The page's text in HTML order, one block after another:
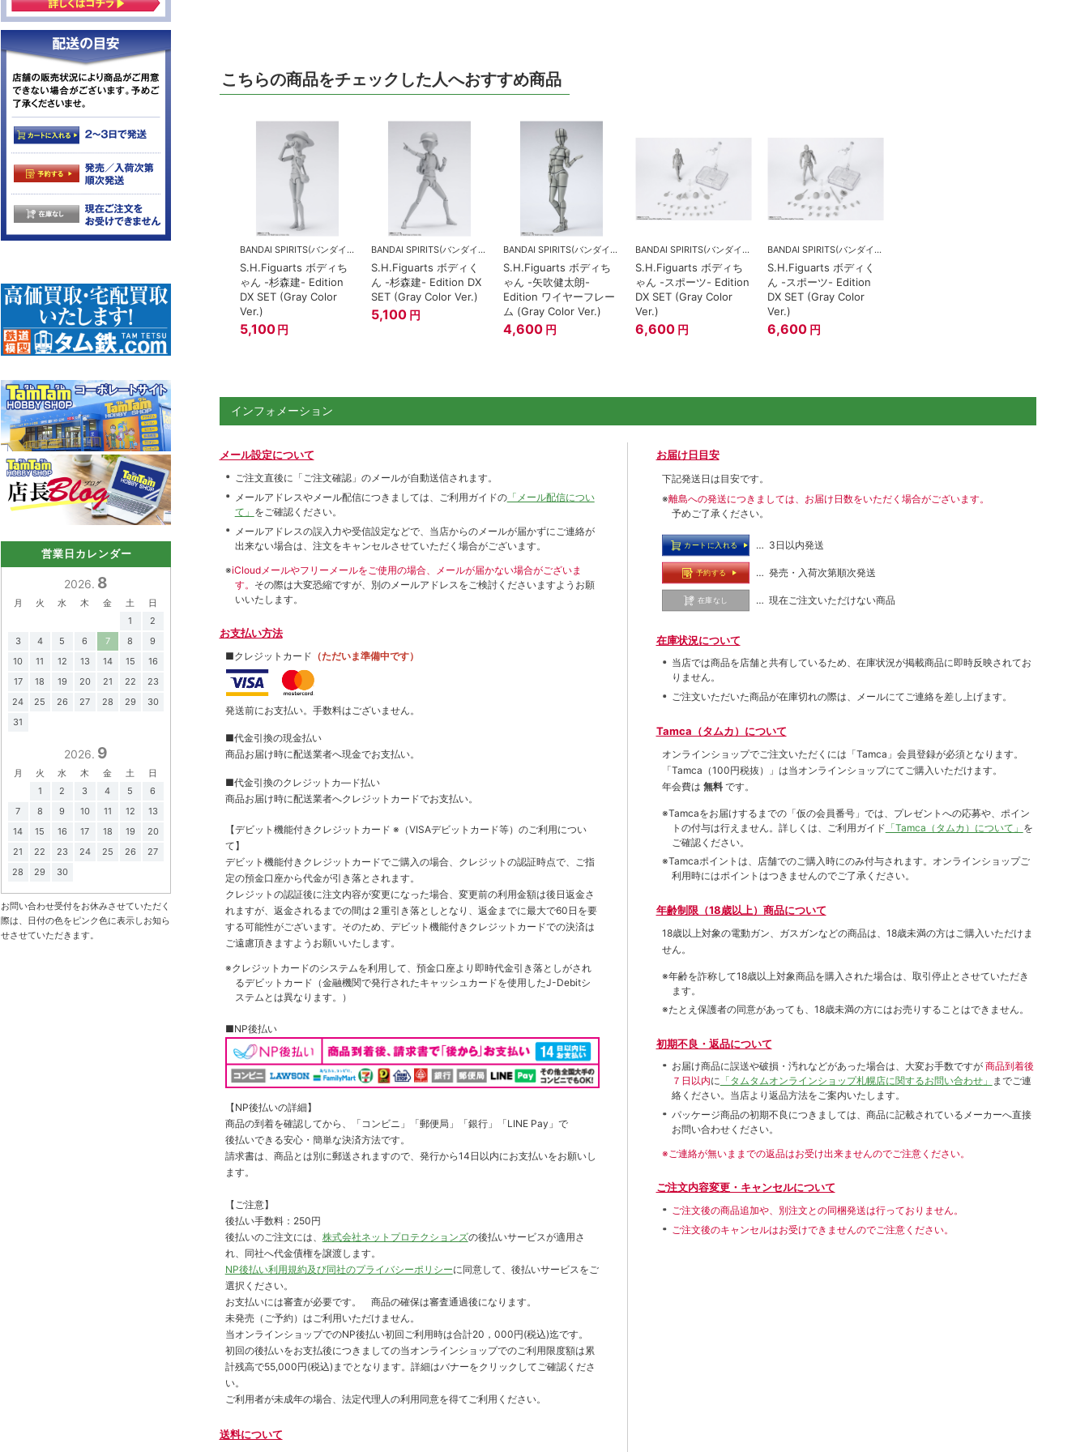
こちらの商品をチェックした人へおすすめ商品
BANDAI SPIRITS(バンダイスピリッツ)
S.H.Figuarts ボディち
ゃん -杉森建- Edition
DX SET (Gray Color
Ver.)
5,100 円
BANDAI SPIRITS(バンダイスピリッツ)
S.H.Figuarts ボディく
ん -杉森建- Edition DX
SET (Gray Color Ver.)
5,100 円
BANDAI SPIRITS(バンダイスピリッツ)
S.H.Figuarts ボディち
ゃん -矢吹健太朗-
Edition ワイヤーフレー
ム (Gray Color Ver.)
4,600 円
BANDAI SPIRITS(バンダイスピリッツ)
S.H.Figuarts ボディち
ゃん -スポーツ- Edition
DX SET (Gray Color
Ver.)
6,600 円
BANDAI SPIRITS(バンダイスピリッツ)
S.H.Figuarts ボディく
ん -スポーツ- Edition
DX SET (Gray Color
Ver.)
6,600 円
インフォメーション
メール設定について
ご注文直後に「ご注文確認」のメールが自動送信されます。
メールアドレスやメール配信につきましては、ご利用ガイドの「メール配信につい
て」 をご確認ください。
メールアドレスの誤入力や受信設定などで、当店からのメールが届かずにご連絡が
出来ない場合は、注文をキャンセルさせていただく場合がございます。
※iCloudメールやフリーメールをご使用の場合、メールが届かない場合がございま
す。 その際は大変恐縮ですが、別のメールアドレスをご検討くださいますようお願
いいたします。
お支払い方法
■クレジットカード （ただいま準備中です）
発送前にお支払い。手数料はございません。
■代金引換の現金払い
商品お届け時に配送業者へ現金でお支払い。
■代金引換のクレジットカ―ド払い
商品お届け時に配送業者へクレジットカードでお支払い。
【デビット機能付きクレジットカード ※（VISAデビットカード等） のご利用につい
て】
デビット機能付きクレジットカードでご購入の場合、クレジットの認証時点で、ご指
定の預金口座から代金が引き落とされます。
クレジットの認証後に注文内容が変更になった場合、変更前の利用金額は後日返金さ
れますが、返金されるまでの間は２重引き落としとなり、返金までに最大で60日を要
する可能性がございます。そのため、デビット機能付きクレジットカードでの決済は
ご遠慮頂きますようお願いいたします。
※クレジットカードのシステムを利用して、預金口座より即時代金引き落としがされ
るデビットカード（金融機関で発行されたキャッシュカードを使用したJ-Debitシ
ステムとは異なります。）
■NP後払い
【NP後払いの詳細】
商品の到着を確認してから、「コンビニ」「郵便局」「銀行」「LINE Pay」で
後払いできる安心・簡単な決済方法です。
請求書は、商品とは別に郵送されますので、発行から14日以内にお支払いをお願いし
ます。
【ご注意】
後払い手数料：250円
後払いのご注文には、 株式会社ネットプロテクションズの後払いサービスが適用さ
れ、同社へ代金債権を譲渡します。
NP後払い利用規約及び同社のプライバシーポリシーに同意して、後払いサービスをご
選択ください。
お支払いには審査が必要です。 商品の確保は審査通過後になります。
未発売（ご予約）はご利用いただけません。
当オンラインショップでのNP後払い初回ご利用時は合計20，000円(税込)迄です。
初回の後払いをお支払後につきましての当オンラインショップでのご利用限度額は累
計残高で55,000円(税込)までとなります。詳細はバナーをクリックしてご確認くださ
い。
ご利用者が未成年の場合、法定代理人の利用同意を得てご利用ください。
送料について
お届け日目安
下記発送日は目安です。
※離島への発送につきましては、お届け日数をいただく場合がございます。
予めご了承ください。
カートに入れる … 3日以内発送
予約する … 発売・入荷次第順次発送
在庫なし … 現在ご注文いただけない商品
在庫状況について
当店では商品を店舗と共有しているため、在庫状況が掲載商品に即時反映されてお
りません。
ご注文いただいた商品が在庫切れの際は、メールにてご連絡を差し上げます。
Tamca（タムカ）について
オンラインショップでご注⽂いただくには「Tamca」会員登録が必須となります。
「Tamca （100円税抜）
」は当オンラインショップにてご購⼊いただけます。
年会費は 無料 です。
※Tamcaをお届けするまでの「仮の会員番号」では、プレゼントへの応募や、ポイン
トの付与は⾏えません。詳しくは、ご利⽤ガイド 「Tamca（タムカ）について」 を
ご確認ください。
※Tamcaポイントは、店舗でのご購⼊時にのみ付与されます。オンラインショップご
利用時にはポイントはつきませんのでご了承ください。
年齢制限（18歳以上）商品について
18歳以上対象の電動ガン、ガスガンなどの商品は、18歳未満の方はご購入いただけま
せん。
※年齢を詐称して18歳以上対象商品を購入された場合は、取引停止とさせていただき
ます。
※たとえ保護者の同意があっても、18歳未満の方にはお売りすることはできません。
初期不良・返品について
お届け商品に誤送や破損・汚れなどがあった場合は、大変お手数ですが 商品到着後
７日以内に 「タムタムオンラインショップ札幌店に関するお問い合わせ」 までご連
絡ください。当店より返品方法をご案内いたします。
パッケージ商品の初期不良につきましては、商品に記載されているメーカーへ直接
お問い合わせください。
※ご連絡が無いままでの返品はお受け出来ませんのでご注意ください。
ご注文内容変更・キャンセルについて
ご注文後の商品追加や、別注文との同梱発送は行っておりません。
ご注文後のキャンセルはお受けできませんのでご注意ください。
営業日カレンダー
2026. 8
月 火 水 木 金 土
日
1
2
3
4 5 6 7 8
9
10
11 12 13 14 15
16
17
18 19 20 21 22
23
24
25 26 27 28 29
30
31
2026. 9
月 火 水 木 金 土
日
1
2 3 4 5
6
7
8 9 10 11 12
13
14
15 16 17 18 19
20
21
22 23 24 25 26
27
28
29 30
お問い合わせ受付をお休みさせていただく
際は、日付の色をピンク色に表示しお知ら
せさせていただきます。